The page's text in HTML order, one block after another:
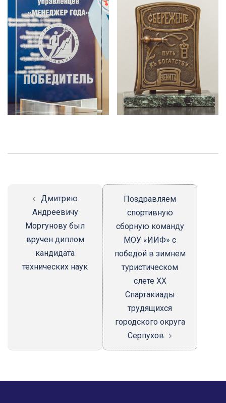
Навигация
Дмитрию
Андреевичу
Моргунову был
вручен диплом
кандидата
технических наук
Поздравляем
спортивную
сборную команду
МОУ «ИИФ» с
победой в зимнем
туристическом
слете XX
Спартакиады
трудящихся
городского округа
Серпухов